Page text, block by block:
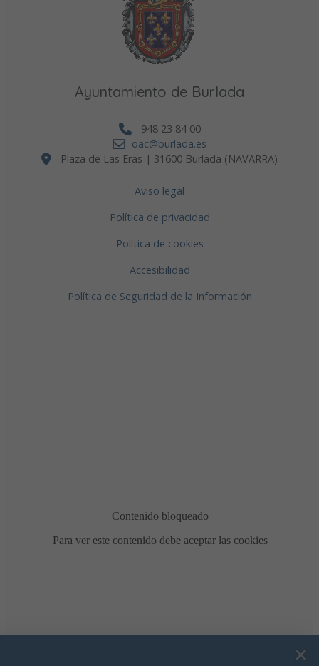
Ayuntamiento de Burlada
948 23 84 00
oac@burlada.es
Plaza de Las Eras | 31600 Burlada (NAVARRA)
Aviso legal
Política de privacidad
Política de cookies
Accesibilidad
Política de Seguridad de la Información